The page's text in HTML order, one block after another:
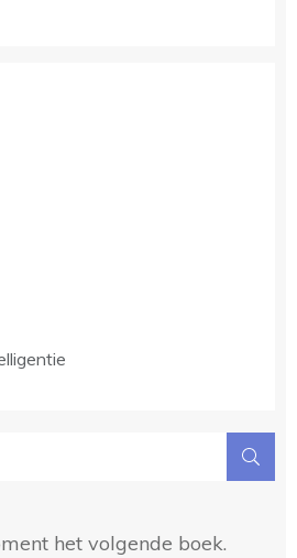
het volgende boek.